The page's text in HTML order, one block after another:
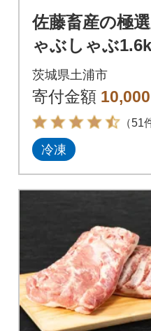
佐藤畜産の極
ゃぶしゃぶ
ト
茨城県土浦市
寄付金額 10,000
（51
冷凍